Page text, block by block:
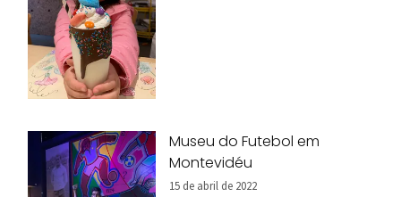
Museu do Futebol em
Montevidéu
15 de abril de 2022